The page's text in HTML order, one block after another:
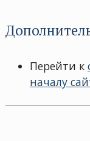
Перейти к
началу